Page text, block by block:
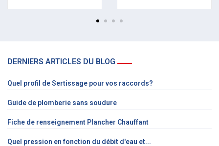
DERNIERS ARTICLES DU BLOG
Quel profil de Sertissage pour vos raccords?
Guide de plomberie sans soudure
Fiche de renseignement Plancher Chauffant
Quel pression en fonction du débit d'eau et...